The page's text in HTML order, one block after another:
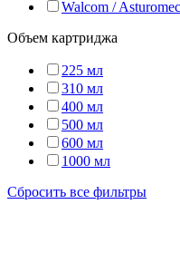
Walcom / Asturomec
Объем картриджа
225 мл
310 мл
400 мл
500 мл
600 мл
1000 мл
Сбросить все фильтры